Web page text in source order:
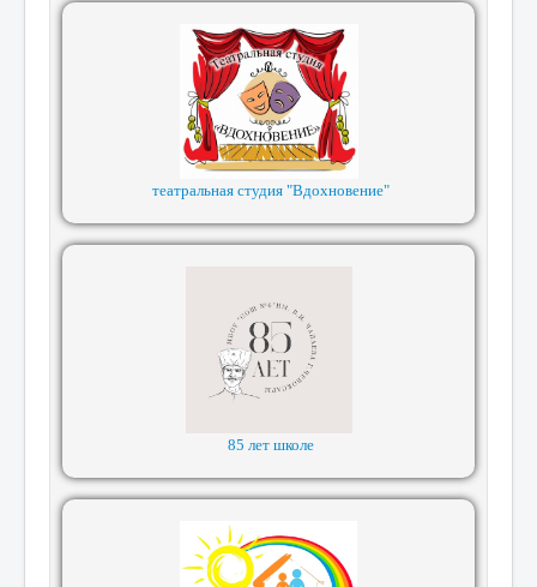
театральная студия "Вдохновение"
85 лет школе